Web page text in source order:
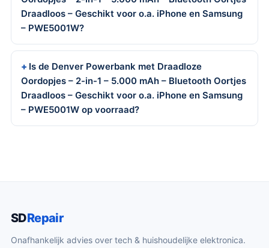
Draadloos – Geschikt voor o.a. iPhone en Samsung
– PWE5001W?
Is de Denver Powerbank met Draadloze
Oordopjes – 2-in-1 – 5.000 mAh – Bluetooth Oortjes
Draadloos – Geschikt voor o.a. iPhone en Samsung
– PWE5001W op voorraad?
SDRepair
Onafhankelijk advies over tech & huishoudelijke elektronica.